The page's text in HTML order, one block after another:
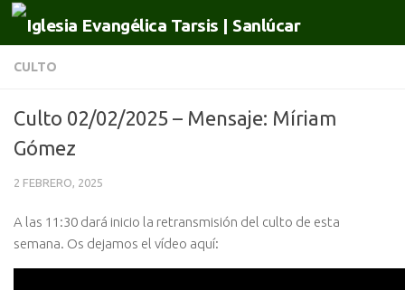
Saltar al contenido
CULTO
Culto 02/02/2025 – Mensaje: Míriam
Gómez
2 FEBRERO, 2025
A las 11:30 dará inicio la retransmisión del culto de esta
semana. Os dejamos el vídeo aquí: